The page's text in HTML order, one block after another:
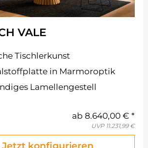
VALE
Tischlerkunst
in Marmoroptik
Lamellengestell
ab 8.640,00 €
UVP 11.231,99 €